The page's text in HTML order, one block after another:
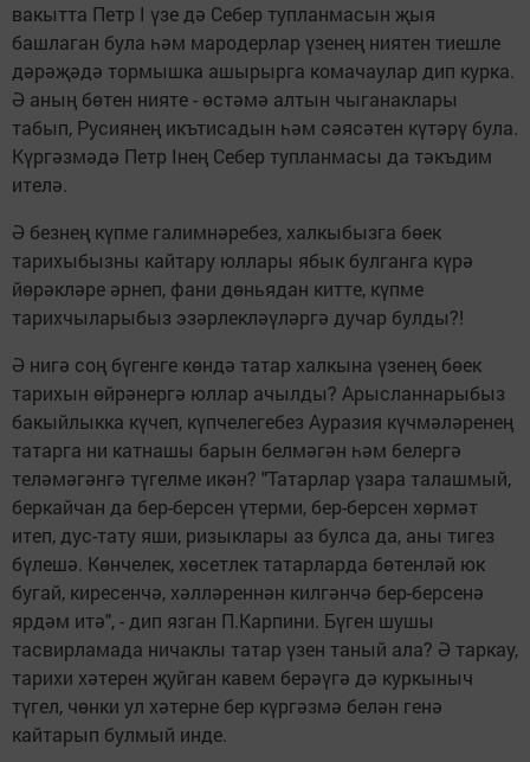
вакытта Петр I үзе дә Себер тупланмасын җыя
башлаган була һәм мародерлар үзенең ниятен тиешле
дәрәҗәдә тормышка ашырырга комачаулар дип курка.
Ә аның бөтен нияте - өстәмә алтын чыганаклары
табып, Русиянең икътисадын һәм сәясәтен күтәрү була.
Күргәзмәдә Петр Iнең Себер тупланмасы да тәкъдим
ителә.
Ә безнең күпме галимнәребез, халкыбызга бөек
тарихыбызны кайтару юллары ябык булганга күрә
йөрәкләре әрнеп, фани дөньядан китте, күпме
тарихчыларыбыз эзәрлекләүләргә дучар булды?!
Ә нигә соң бүгенге көндә татар халкына үзенең бөек
тарихын өйрәнергә юллар ачылды? Арысланнарыбыз
бакыйлыкка күчеп, күпчелегебез Ауразия күчмәләренең
татарга ни катнашы барын белмәгән һәм белергә
теләмәгәнгә түгелме икән? "Татарлар үзара талашмый,
беркайчан да бер-берсен үтерми, бер-берсен хөрмәт
итеп, дус-тату яши, ризыклары аз булса да, аны тигез
бүлешә. Көнчелек, хөсетлек татарларда бөтенләй юк
бугай, киресенчә, хәлләреннән килгәнчә бер-берсенә
ярдәм итә", - дип язган П.Карпини. Бүген шушы
тасвирламада ничаклы татар үзен таный ала? Ә таркау,
тарихи хәтерен җуйган кавем берәүгә дә куркыныч
түгел, чөнки ул хәтерне бер күргәзмә белән генә
кайтарып булмый инде.